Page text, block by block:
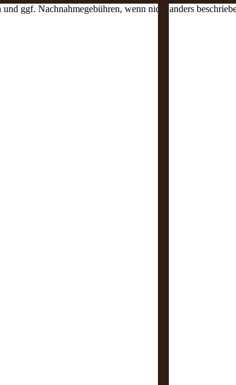
ggf. Nachnahmegebühren, wenn nicht anders